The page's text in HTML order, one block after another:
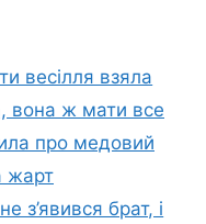
весілля взяла
вона ж мати все
про медовий
жарт
з’явився брат, і